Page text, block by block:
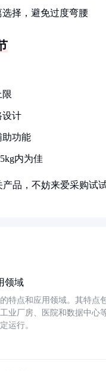
选择，避免过度弯腰
限
设计
助功能
内为佳
品，不妨来爱采购试
领域
特点和应用领域。其特点
业厂房、医院和数据中心
运行。